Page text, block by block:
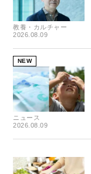
教養・カルチャー
2026.08.09
NEW
ニュース
2026.08.09